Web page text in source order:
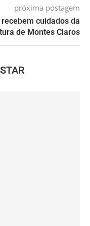
próxima postagem
cuidados da
de Montes Claros